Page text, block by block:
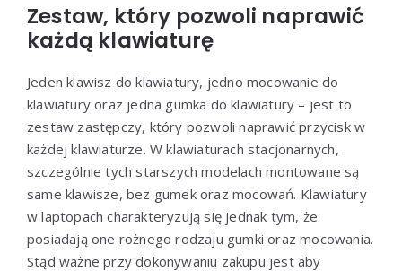
Zestaw, który pozwoli naprawić
każdą klawiaturę
Jeden klawisz do klawiatury, jedno mocowanie do
klawiatury oraz jedna gumka do klawiatury – jest to
zestaw zastępczy, który pozwoli naprawić przycisk w
każdej klawiaturze. W klawiaturach stacjonarnych,
szczególnie tych starszych modelach montowane są
same klawisze, bez gumek oraz mocowań. Klawiatury
w laptopach charakteryzują się jednak tym, że
posiadają one rożnego rodzaju gumki oraz mocowania.
Stąd ważne przy dokonywaniu zakupu jest aby